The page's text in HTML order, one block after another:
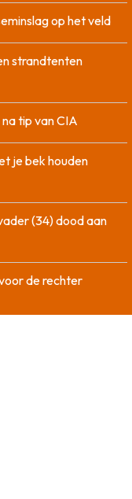
op het veld
strandtenten
tip van CIA
je bek houden
(34) dood aan
de rechter